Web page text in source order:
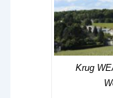
Krug